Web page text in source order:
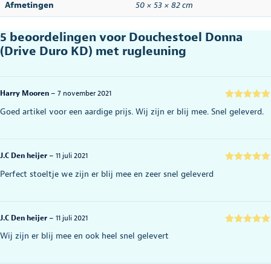
Afmetingen 50 × 53 × 82 cm
5 beoordelingen voor Douchestoel Donna
(Drive Duro KD) met rugleuning
5uit 5
Harry Mooren – 7 november 2021
Goed artikel voor een aardige prijs. Wij zijn er blij mee. Snel geleverd.
J.C Den heijer – 11 juli 2021
Perfect stoeltje we zijn er blij mee en zeer snel geleverd
J.C Den heijer – 11 juli 2021
Wij zijn er blij mee en ook heel snel gelevert